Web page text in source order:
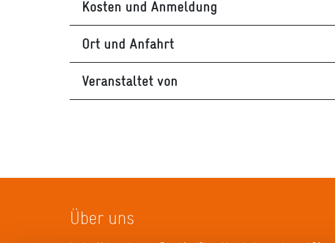
Kosten und Anmeldung
Ort und Anfahrt
Veranstaltet von
Über uns